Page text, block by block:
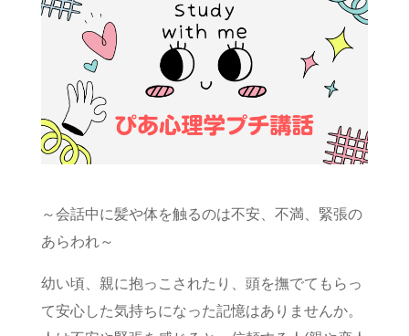
～会話中に髪や体を触るのは不安、不満、緊張の
あらわれ～
幼い頃、親に抱っこされたり、頭を撫でてもらっ
て安心した気持ちになった記憶はありませんか。